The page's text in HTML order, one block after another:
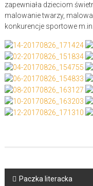
zapewniała dzieciom
malowanie twarzy,
konkurencje sportowe
Post
Paczka literacka